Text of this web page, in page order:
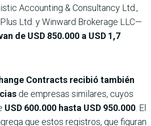
Accounting & Consultancy Ltd.,
Ltd. y Winward Brokerage LLC—
de USD 850.000 a USD 1,7
Contracts recibió también
de empresas similares, cuyos
USD 600.000 hasta USD 950.000 . El
que estos registros, que figuran